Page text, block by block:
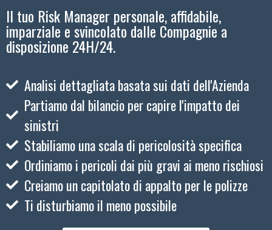
Il tuo Risk Manager personale, affidabile,
imparziale e svincolato dalle Compagnie a
disposizione 24H/24.
Analisi dettagliata basata sui dati dell'Azienda
Partiamo dal bilancio per capire l'impatto dei
sinistri
Stabiliamo una scala di pericolosità specifica
Ordiniamo i pericoli dai più gravi ai meno rischiosi
Creiamo un capitolato di appalto per le polizze
Ti disturbiamo il meno possibile